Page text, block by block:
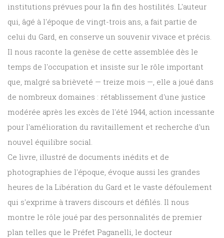
institutions prévues pour la fin des hostilités. L'auteur
qui, âgé à l'époque de vingt-trois ans, a fait partie de
celui du Gard, en conserve un souvenir vivace et précis.
Il nous raconte la genèse de cette assemblée dès le
temps de l'occupation et insiste sur le rôle important
que, malgré sa brièveté — treize mois —, elle a joué dans
de nombreux domaines : rétablissement d'une justice
modérée après les excès de l'été 1944, action incessante
pour l'amélioration du ravitaillement et recherche d'un
nouvel équilibre social.
Ce livre, illustré de documents inédits et de
photographies de l'époque, évoque aussi les grandes
heures de la Libération du Gard et le vaste défoulement
qui s'exprime à travers discours et défilés. Il nous
montre le rôle joué par des personnalités de premier
plan telles que le Préfet Paganelli, le docteur